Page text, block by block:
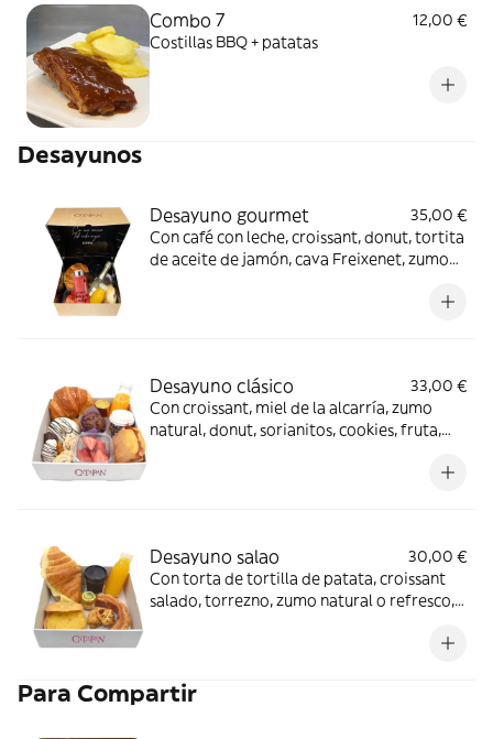
Combo 7
12,00 €
Costillas BBQ + patatas
Desayunos
Desayuno gourmet
35,00 €
Con café con leche, croissant, donut, tortita
de aceite de jamón, cava Freixenet, zumo
Desayuno clásico
33,00 €
Con croissant, miel de la alcarría, zumo
natural, donut, sorianitos, cookies, fruta,
Desayuno salao
30,00 €
Con torta de tortilla de patata, croissant
salado, torrezno, zumo natural o refresco,
Para Compartir